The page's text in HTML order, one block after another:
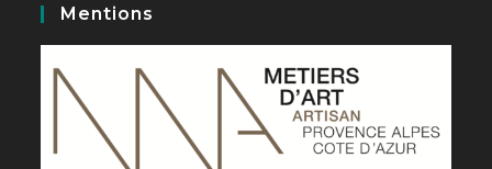
Mentions